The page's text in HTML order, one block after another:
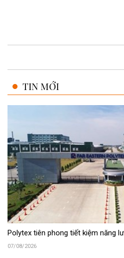
TIN MỚI
Polytex tiên phong tiết kiệm năng
07/08/2026